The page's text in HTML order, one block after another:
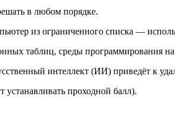
в любом порядке.
из ограниченного списка —
таблиц, среды программирования
интеллект (ИИ) приведёт к
проходной балл).